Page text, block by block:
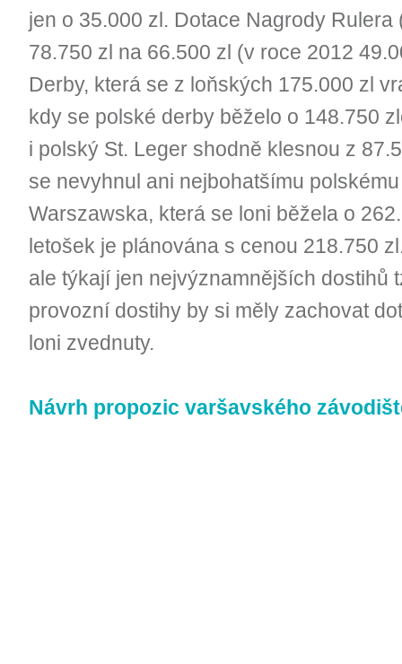
jen o 35.000 zl. Dotace Nagrody
78.750 zl na 66.500 zl (v roce 2012
Derby, která se z loňských 175.000 zl
kdy se polské derby běželo o 148.750
i polský St. Leger shodně klesnou z
se nevyhnul ani nejbohatšímu
Warszawska, která se loni běžela o
letošek je plánována s cenou 218.750
ale týkají jen nejvýznamnějších dostihů
provozní dostihy by si měly zachovat
loni zvednuty.
Návrh propozic varšavského